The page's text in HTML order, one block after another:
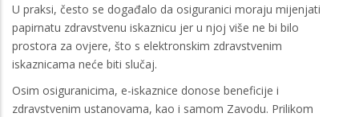
U praksi, često se događalo da osiguranici moraju mijenjati
papirnatu zdravstvenu iskaznicu jer u njoj više ne bi bilo
prostora za ovjere, što s elektronskim zdravstvenim
iskaznicama neće biti slučaj.
Osim osiguranicima, e-iskaznice donose beneficije i
zdravstvenim ustanovama, kao i samom Zavodu. Prilikom